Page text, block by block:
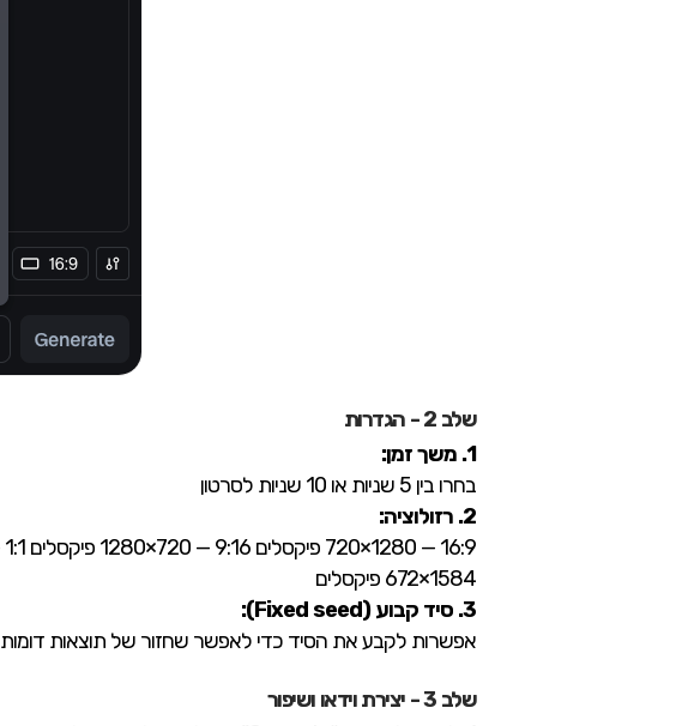
שלב 2 - הגדרות
1. משך זמן:
בחרו בין 5 שניות או 10 שניות לסרטון
2. רזולוציה:
1584×672 פיקסלים
3. סיד קבוע (Fixed seed):
אפשרות לקבע את הסיד כדי לאפשר שחזור של תוצאות דומות
שלב 3 - יצירת וידאו ושיפור